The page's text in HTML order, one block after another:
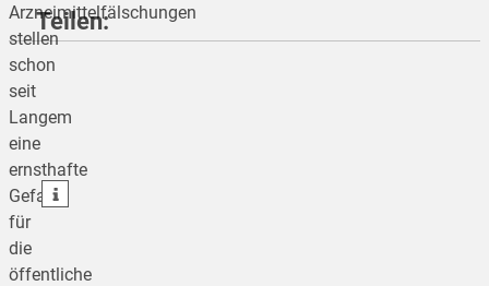
Arzneimittelfälschungen
stellen
schon
seit
Langem
eine
ernsthafte
Gefahr
für
die
öffentliche
Teilen:
teilen
teilen